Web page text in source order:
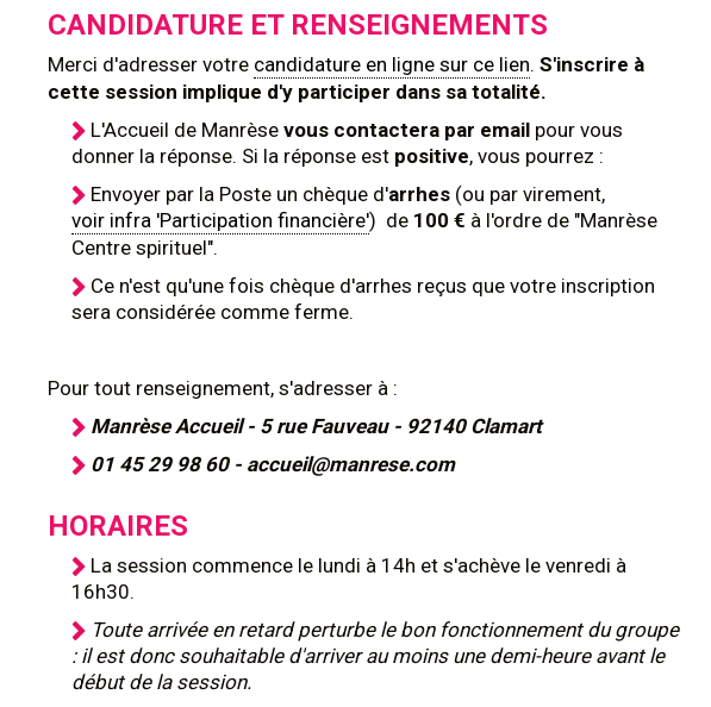
CANDIDATURE ET RENSEIGNEMENTS
Merci d'adresser votre candidature en ligne sur ce lien. S'inscrire à
cette session implique d'y participer dans sa totalité.
L'Accueil de Manrèse vous contactera par email pour vous
donner la réponse. Si la réponse est positive, vous pourrez :
Envoyer par la Poste un chèque d'arrhes (ou par virement,
voir infra 'Participation financière') de 100 € à l'ordre de "Manrèse
Centre spirituel".
Ce n'est qu'une fois chèque d'arrhes reçus que votre inscription
sera considérée comme ferme.
Pour tout renseignement, s'adresser à :
Manrèse Accueil - 5 rue Fauveau - 92140 Clamart
01 45 29 98 60 - accueil@manrese.com
HORAIRES
La session commence le lundi à 14h et s'achève le venredi à
16h30.
Toute arrivée en retard perturbe le bon fonctionnement du groupe
: il est donc souhaitable d'arriver au moins une demi-heure avant le
début de la session.